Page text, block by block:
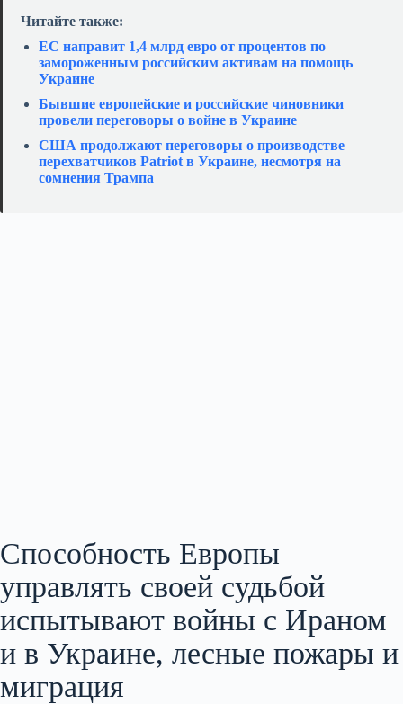
Читайте также:
ЕС направит 1,4 млрд евро от процентов по
замороженным российским активам на помощь
Украине
Бывшие европейские и российские чиновники
провели переговоры о войне в Украине
США продолжают переговоры о производстве
перехватчиков Patriot в Украине, несмотря на
сомнения Трампа
Способность Европы
управлять своей судьбой
испытывают войны с Ираном
и в Украине, лесные пожары и
миграция